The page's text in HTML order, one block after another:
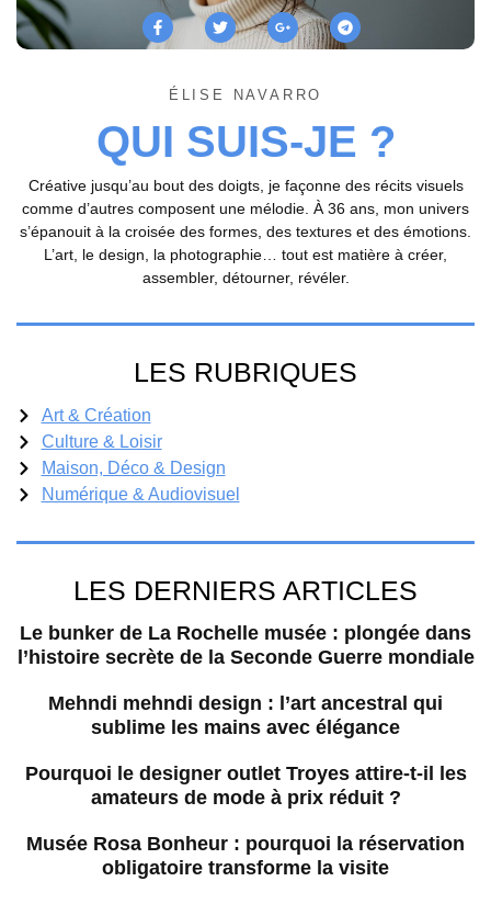
ÉLISE NAVARRO
QUI SUIS-JE ?
Créative jusqu’au bout des doigts, je façonne des récits visuels
comme d’autres composent une mélodie. À 36 ans, mon univers
s’épanouit à la croisée des formes, des textures et des émotions.
L’art, le design, la photographie… tout est matière à créer,
assembler, détourner, révéler.
LES RUBRIQUES
Art & Création
Culture & Loisir
Maison, Déco & Design
Numérique & Audiovisuel
LES DERNIERS ARTICLES
Le bunker de La Rochelle musée : plongée dans
l’histoire secrète de la Seconde Guerre mondiale
Mehndi mehndi design : l’art ancestral qui
sublime les mains avec élégance
Pourquoi le designer outlet Troyes attire-t-il les
amateurs de mode à prix réduit ?
Musée Rosa Bonheur : pourquoi la réservation
obligatoire transforme la visite